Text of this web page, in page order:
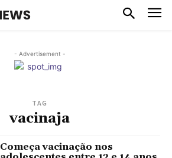
- Advertisement -
TAG
vacinaja
Começa vacinação nos